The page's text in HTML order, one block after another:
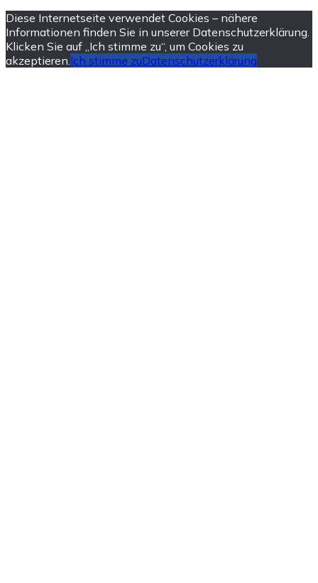
Diese Internetseite verwendet Cookies – nähere
Informationen finden Sie in unserer Datenschutzerklärung.
Klicken Sie auf „Ich stimme zu“, um Cookies zu
akzeptieren. Ich stimme zuDatenschutzerklärung